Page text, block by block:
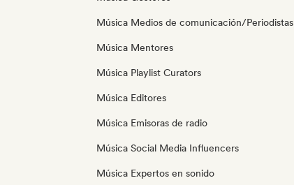
Música Medios de comunicación/Periodistas
Música Mentores
Música Playlist Curators
Música Editores
Música Emisoras de radio
Música Social Media Influencers
Música Expertos en sonido